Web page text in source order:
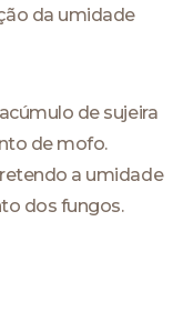
da umidade
de sujeira
de mofo.
a umidade
dos fungos.